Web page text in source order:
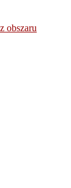
obszaru